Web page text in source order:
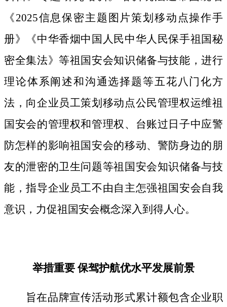
《2025信息保密主题图片策划移动点操作手
册》《中华香烟中国人民中华人民保手祖国秘
密全集法》等祖国安会知识储备与技能，进行
理论体系阐述和沟通选择题等五花八门化方
法，向企业员工策划移动点公民管理权运维祖
国安会的管理权和管理权、台账过日子中应警
防怎样的影响祖国安会的移动、警防身边的朋
友的泄密的卫生问题等祖国安会知识储备与技
能，指导企业员工不由自主怎强祖国安会自我
意识，力促祖国安会概念深入到得人心。
举措重要 保驾护航优水平发展前景
旨在品牌宣传活动形式累计额包含企业职